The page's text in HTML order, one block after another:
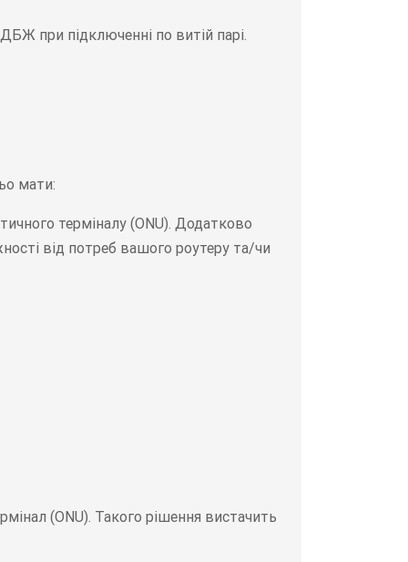
при підключенні по витій парі.
мати:
терміналу (ONU). Додатково
від потреб вашого роутеру та/чи
(ONU). Такого рішення вистачить